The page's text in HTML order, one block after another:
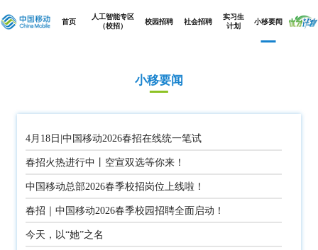
首页
人工智能专区
（校招）
校园招聘 社会招聘
实习生
计划
小移要闻
小移要闻
4月18日|中国移动2026春招在线统一笔试
春招火热进行中丨空宣双选等你来！
中国移动总部2026春季校招岗位上线啦！
春招｜中国移动2026春季校园招聘全面启动！
今天，以“她”之名